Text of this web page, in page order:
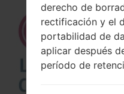
derecho de
rectificación y el
portabilidad de
aplicar después
período de